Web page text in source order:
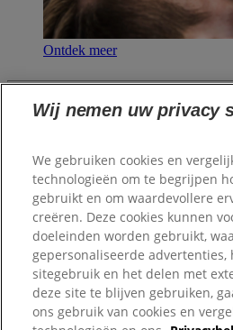
Ontdek meer
PRODUCTEN
Maak verbinding
Sitemap
Onze gebruiksvoorwaarden
Legal
Wij nemen uw privacy
We gebruiken cookies en
technologieën om te begrijpen
gebruikt en om waardevollere
creëren. Deze cookies kunnen
doeleinden worden gebruikt,
gepersonaliseerde advertenties,
sitegebruik en het delen met
deze site te blijven gebruiken,
ons gebruik van cookies en